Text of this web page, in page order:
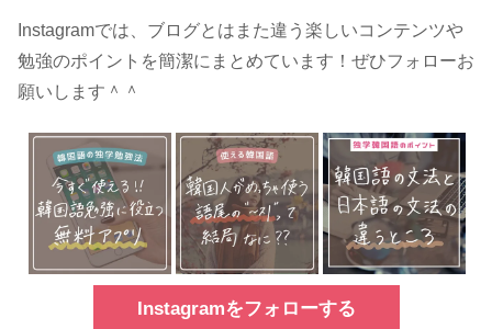
Instagramでは、ブログとはまた違う楽しいコンテンツや
勉強のポイントを簡潔にまとめています！ぜひフォローお
願いします＾＾
Instagramをフォローする